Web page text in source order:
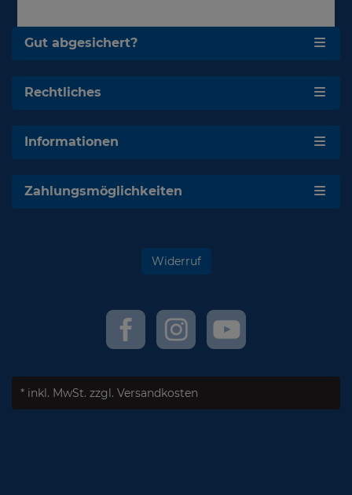
Gut abgesichert?
Rechtliches
Informationen
Zahlungsmöglichkeiten
Widerruf
* inkl. MwSt. zzgl. Versandkosten